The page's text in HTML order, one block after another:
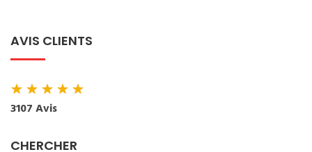
AVIS CLIENTS
★★★★★
3107 Avis
CHERCHER